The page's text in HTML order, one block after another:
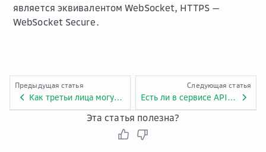
является эквивалентом WebSocket, HTTPS —
WebSocket Secure.
Предыдущая статья
Как третьи лица могут вызвать API, которое использует App authentication?
Следующая статья
Есть ли в сервисе API Gateway ограничения по пропускной способности?
Эта статья полезна?